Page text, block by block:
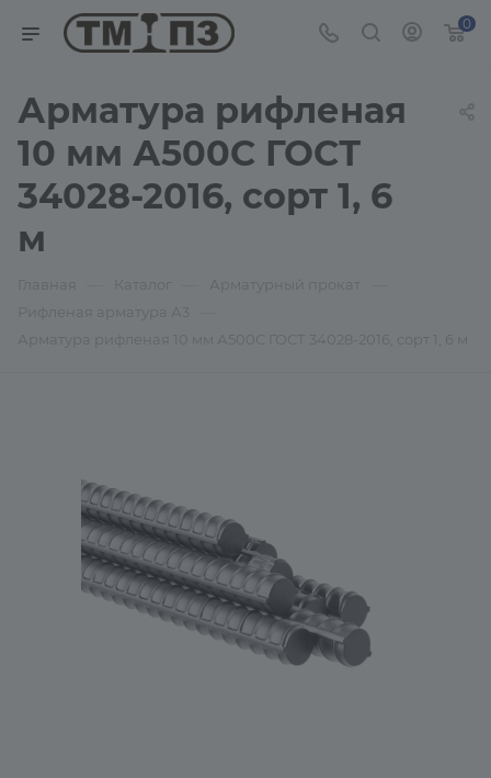
0
Арматура рифленая
10 мм А500С ГОСТ
34028-2016, сорт 1, 6
м